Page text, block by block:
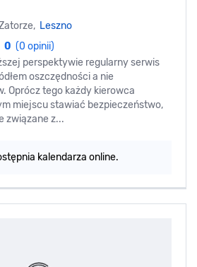
Leszno
0 (0 opinii)
perspektywie regularny serwis
oszczędności a nie
Oprócz tego każdy kierowca
miejscu stawiać bezpieczeństwo,
związane z...
kalendarza online.